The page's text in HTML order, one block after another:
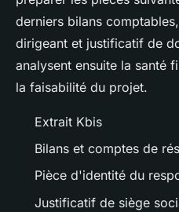
derniers bilans
dirigeant et justificatif de
analysent ensuite la santé
la faisabilité du projet.
Extrait Kbis
Bilans et comptes de
Pièce d'identité du
Justificatif de siège